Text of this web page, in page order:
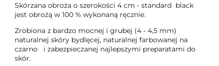
Skórzana obroża o szerokości 4 cm - standard black
jest obrożą w 100 % wykonaną ręcznie.
Zrobiona z bardzo mocnej i grubej (4 - 4,5 mm)
naturalnej skóry bydlęcej, naturalnej farbowanej na
czarno i zabezpieczanej najlepszymi preparatami do
skór.